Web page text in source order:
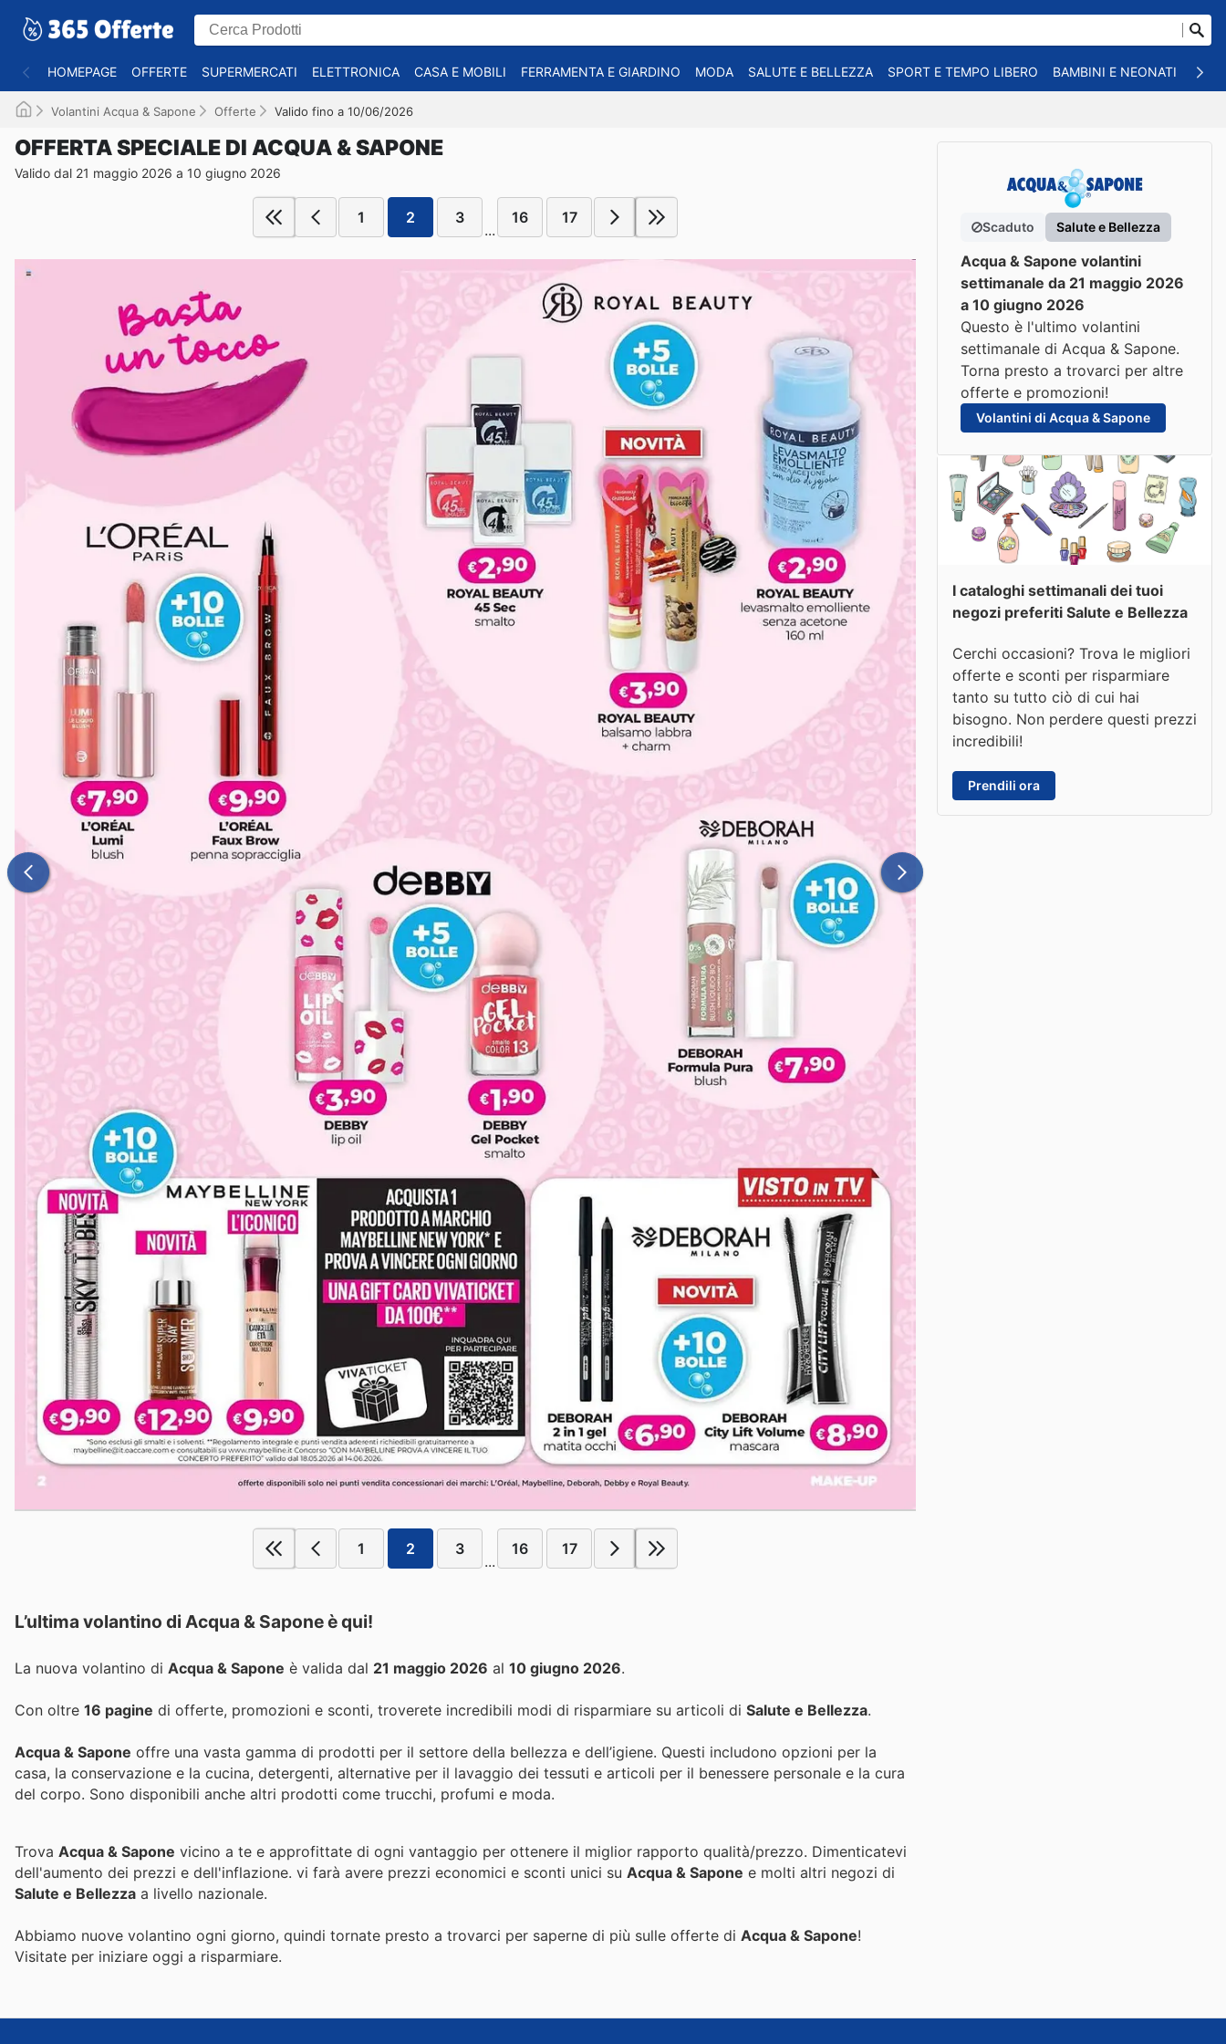
HOMEPAGE OFFERTE SUPERMERCATI ELETTRONICA CASA E MOBILI FERRAMENTA E GIARDINO MODA SALUTE E BELLEZZA SPORT E TEMPO LIBERO BAMBINI E NEONATI
Volantini Acqua & Sapone Offerte Valido fino a 10/06/2026
OFFERTA SPECIALE DI ACQUA & SAPONE
Valido dal 21 maggio 2026 a 10 giugno 2026
1 2 3
...
16 17
1 2 3
...
16 17
L’ultima volantino di Acqua & Sapone è qui!
La nuova volantino di Acqua & Sapone è valida dal 21 maggio 2026 al 10 giugno 2026.
Con oltre 16 pagine di offerte, promozioni e sconti, troverete incredibili modi di risparmiare su articoli di Salute e Bellezza.
Acqua & Sapone offre una vasta gamma di prodotti per il settore della bellezza e dell’igiene. Questi includono opzioni per la
casa, la conservazione e la cucina, detergenti, alternative per il lavaggio dei tessuti e articoli per il benessere personale e la cura
del corpo. Sono disponibili anche altri prodotti come trucchi, profumi e moda.
Trova Acqua & Sapone vicino a te e approfittate di ogni vantaggio per ottenere il miglior rapporto qualità/prezzo. Dimenticatevi
dell'aumento dei prezzi e dell'inflazione. vi farà avere prezzi economici e sconti unici su Acqua & Sapone e molti altri negozi di
Salute e Bellezza a livello nazionale.
Abbiamo nuove volantino ogni giorno, quindi tornate presto a trovarci per saperne di più sulle offerte di Acqua & Sapone!
Visitate per iniziare oggi a risparmiare.
Scaduto Salute e Bellezza
Acqua & Sapone volantini
settimanale da 21 maggio 2026
a 10 giugno 2026
Questo è l'ultimo volantini
settimanale di Acqua & Sapone.
Torna presto a trovarci per altre
offerte e promozioni!
Volantini di Acqua & Sapone
I cataloghi settimanali dei tuoi
negozi preferiti Salute e Bellezza
Cerchi occasioni? Trova le migliori
offerte e sconti per risparmiare
tanto su tutto ciò di cui hai
bisogno. Non perdere questi prezzi
incredibili!
Prendili ora